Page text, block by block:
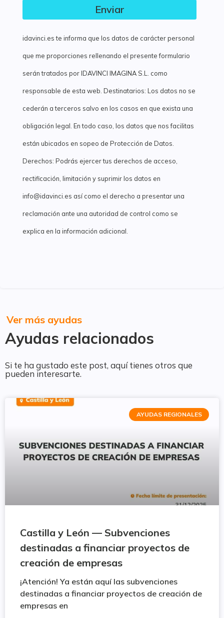
Enviar
idavinci.es te informa que los datos de carácter personal
que me proporciones rellenando el presente formulario
serán tratados por IDAVINCI IMAGINA S.L. como
responsable de esta web. Destinatarios: Los datos no se
cederán a terceros salvo en los casos en que exista una
obligación legal. En todo caso, los datos que nos facilitas
están ubicados en sopeo de Protección de Datos.
Derechos: Podrás ejercer tus derechos de acceso,
rectificación, limitación y suprimir los datos en
info@idavinci.es así como el derecho a presentar una
reclamación ante una autoridad de control como se
explica en la información adicional.
Ayudas relacionados
Ver más ayudas
Si te ha gustado este post, aquí tienes otros que
pueden interesarte.
AYUDAS REGIONALES
Castilla y León — Subvenciones
destinadas a financiar proyectos de
creación de empresas
¡Atención! Ya están aquí las subvenciones
destinadas a financiar proyectos de creación de
empresas en